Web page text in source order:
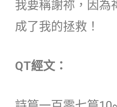
我要稱謝祢，因為
成了我的拯救！
QT經文：